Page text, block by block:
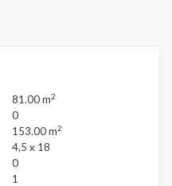
81.00 m2
0
153.00 m2
4,5 x 18
0
1